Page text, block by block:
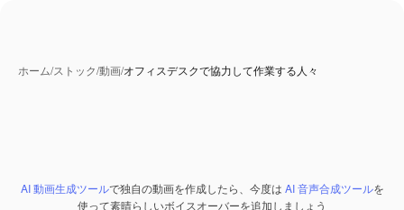
ホーム/ストック/動画/オフィスデスクで協力して作業する人々
AI 動画生成ツールで独自の動画を作成したら、今度は AI 音声合成ツールを
使って素晴らしいボイスオーバーを追加しましょう